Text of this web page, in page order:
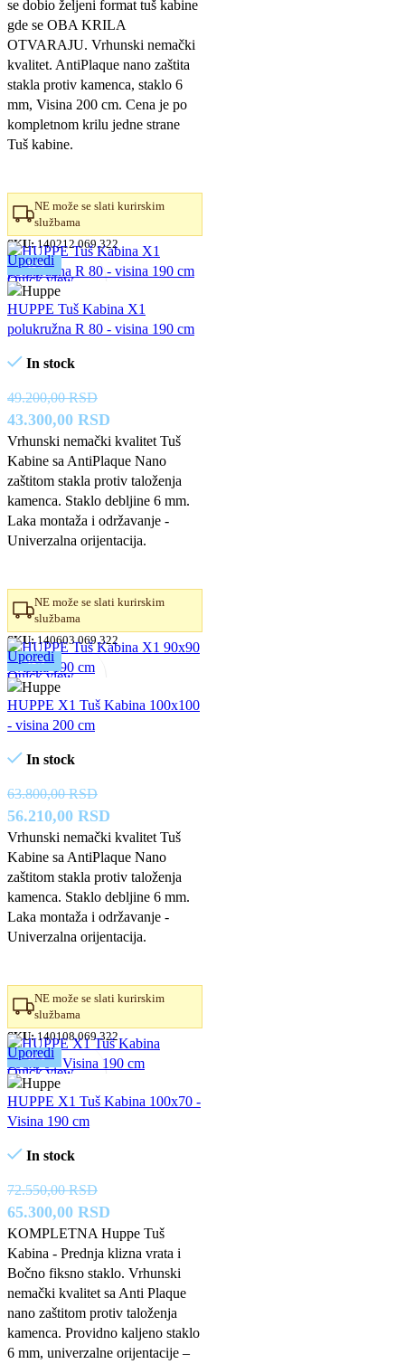
bila:
49.100,00 RSD.
39.300,00 RSD.
se dobio željeni format tuš kabine
gde se OBA KRILA
OTVARAJU. Vrhunski nemački
kvalitet. AntiPlaque nano zaštita
stakla protiv kamenca, staklo 6
mm, Visina 200 cm. Cena je po
kompletnom krilu jedne strane
Tuš kabine.
NE može se slati kurirskim
službama
SKU:140212.069.322
-12%
Uporedi
Quick view
Dodaj u omiljene
HUPPE Tuš Kabina X1
polukružna R 80 - visina 190 cm
In stock
49.200,00RSD
Originalna
cena
je
bila:
49.200,00 RSD.
43.300,00 RSD
cena
je:
43.300,00 RSD.
Vrhunski nemački kvalitet Tuš
Kabine sa AntiPlaque Nano
zaštitom stakla protiv taloženja
kamenca. Staklo debljine 6 mm.
Laka montaža i održavanje -
Univerzalna orijentacija.
NE može se slati kurirskim
službama
SKU:140603.069.322
-12%
Uporedi
Quick view
Dodaj u omiljene
HUPPE X1 Tuš Kabina 100x100
- visina 200 cm
In stock
63.800,00RSD
Originalna
cena
je
bila:
63.800,00 RSD.
56.210,00 RSD
cena
je:
56.210,00 RSD.
Vrhunski nemački kvalitet Tuš
Kabine sa AntiPlaque Nano
zaštitom stakla protiv taloženja
kamenca. Staklo debljine 6 mm.
Laka montaža i održavanje -
Univerzalna orijentacija.
NE može se slati kurirskim
službama
SKU:140108.069.322
-10%
Uporedi
Quick view
Dodaj u omiljene
HUPPE X1 Tuš Kabina 100x70 -
Visina 190 cm
In stock
72.550,00RSD
Originalna
cena
je
bila:
72.550,00 RSD.
65.300,00 RSD
cena
je:
65.300,00 RSD.
KOMPLETNA Huppe Tuš
Kabina - Prednja klizna vrata i
Bočno fiksno staklo. Vrhunski
nemački kvalitet sa Anti Plaque
nano zaštitom protiv taloženja
kamenca. Providno kaljeno staklo
6 mm, univerzalne orijentacije –